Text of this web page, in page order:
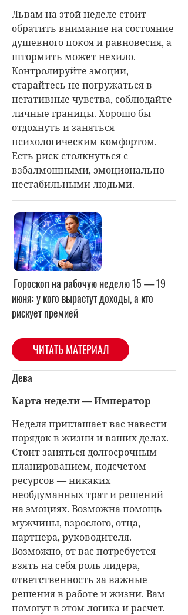
Львам на этой неделе стоит
обратить внимание на состояние
душевного покоя и равновесия, а
штормить может нехило.
Контролируйте эмоции,
старайтесь не погружаться в
негативные чувства, соблюдайте
личные границы. Хорошо бы
отдохнуть и заняться
психологическим комфортом.
Есть риск столкнуться с
взбалмошными, эмоционально
нестабильными людьми.
Гороскоп на рабочую неделю 15 — 19
июня: у кого вырастут доходы, а кто
рискует премией
ЧИТАТЬ МАТЕРИАЛ
Дева
Карта недели — Император
Неделя приглашает вас навести
порядок в жизни и ваших делах.
Стоит заняться долгосрочным
планированием, подсчетом
ресурсов — никаких
необдуманных трат и решений
на эмоциях. Возможна помощь
мужчины, взрослого, отца,
партнера, руководителя.
Возможно, от вас потребуется
взять на себя роль лидера,
ответственность за важные
решения в работе и жизни. Вам
помогут в этом логика и расчет.